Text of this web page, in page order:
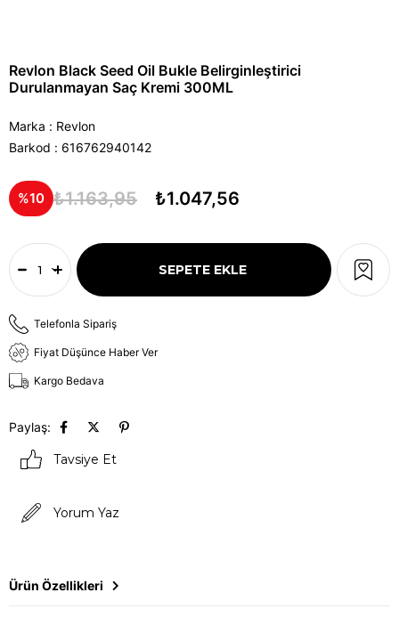
Revlon Black Seed Oil Bukle Belirginleştirici
Durulanmayan Saç Kremi 300ML
Marka : Revlon
Barkod : 616762940142
10 ₺1.163,95 ₺1.047,56
Telefonla Sipariş
Fiyat Düşünce Haber Ver
Kargo Bedava
Paylaş:
Tavsiye Et
Yorum Yaz
Ürün Özellikleri